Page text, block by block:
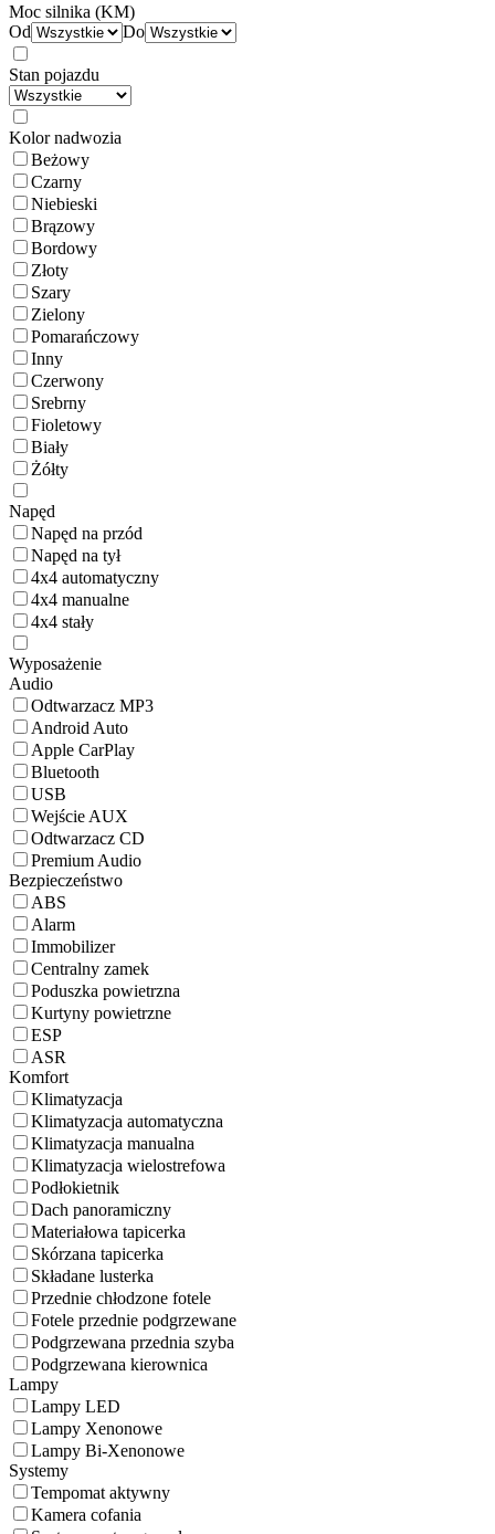
Moc silnika (KM)
Od
Do
Stan pojazdu
Kolor nadwozia
Beżowy
Czarny
Niebieski
Brązowy
Bordowy
Złoty
Szary
Zielony
Pomarańczowy
Inny
Czerwony
Srebrny
Fioletowy
Biały
Żółty
Napęd
Napęd na przód
Napęd na tył
4x4 automatyczny
4x4 manualne
4x4 stały
Wyposażenie
Audio
Odtwarzacz MP3
Android Auto
Apple CarPlay
Bluetooth
USB
Wejście AUX
Odtwarzacz CD
Premium Audio
Bezpieczeństwo
ABS
Alarm
Immobilizer
Centralny zamek
Poduszka powietrzna
Kurtyny powietrzne
ESP
ASR
Komfort
Klimatyzacja
Klimatyzacja automatyczna
Klimatyzacja manualna
Klimatyzacja wielostrefowa
Podłokietnik
Dach panoramiczny
Materiałowa tapicerka
Skórzana tapicerka
Składane lusterka
Przednie chłodzone fotele
Fotele przednie podgrzewane
Podgrzewana przednia szyba
Podgrzewana kierownica
Lampy
Lampy LED
Lampy Xenonowe
Lampy Bi-Xenonowe
Systemy
Tempomat aktywny
Kamera cofania